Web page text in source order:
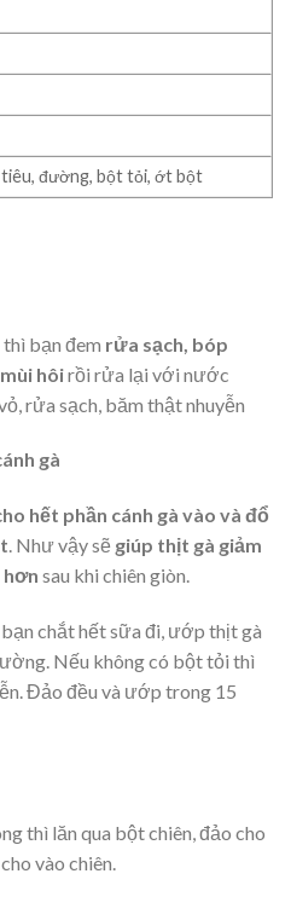
tiêu, đường, bột tỏi, ớt bột
thì bạn đem rửa sạch, bóp
hôirồi rửa lại với nước
rửa sạch, băm thật nhuyễn
gà
hết phần cánh gà vào và đổ
. Như vậy sẽ giúp thịt gà giảm
sau khi chiên giòn.
chắt hết sữa đi, ướp thịt gà
Nếu không có bột tỏi thì
Đảo đều và ướp trong 15
thì lăn qua bột chiên, đảo cho
vào chiên.